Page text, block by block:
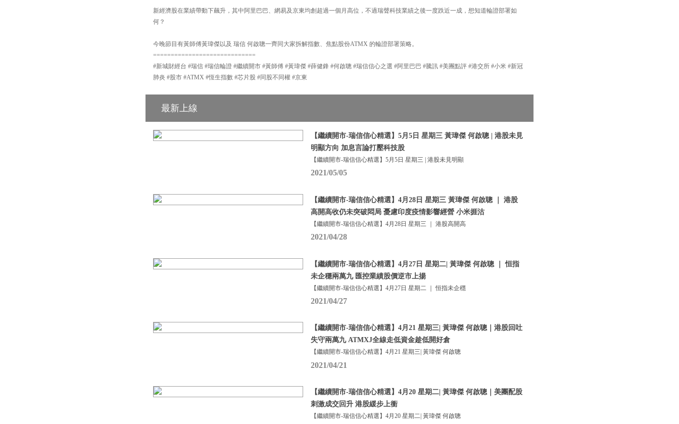
新經濟股在業績帶動下飆升，其中阿里巴巴、網易及京東均創超過一個月高位，不過瑞聲科技業績之後一度跌近一成，想知道輪證部署如
何？
今晚節目有黃師傅黃瑋傑以及 瑞信 何啟聰一齊同大家拆解指數、焦點股份ATMX 的輪證部署策略。
=============================
#新城財經台 #瑞信 #瑞信輪證 #繼續開市 #黃師傅 #黃瑋傑 #薛健鋒 #何啟聰 #瑞信信心之選 #阿里巴巴 #騰訊 #美團點評 #港交所 #小米 #新冠
肺炎 #股市 #ATMX #恆生指數 #芯片股 #同股不同權 #京東
最新上線
【繼續開市-瑞信信心精選】5月5日 星期三 黃瑋傑 何啟聰 | 港股未見
明顯方向 加息言論打壓科技股
【繼續開市-瑞信信心精選】5月5日 星期三 | 港股未見明顯
2021/05/05
【繼續開市-瑞信信心精選】4月28日 星期三 黃瑋傑 何啟聰 ｜ 港股
高開高收仍未突破悶局 憂慮印度疫情影響經營 小米捱沽
【繼續開市-瑞信信心精選】4月28日 星期三 ｜ 港股高開高
2021/04/28
【繼續開市-瑞信信心精選】4月27日 星期二| 黃瑋傑 何啟聰 ｜ 恒指
未企穩兩萬九 匯控業績股價逆市上揚
【繼續開市-瑞信信心精選】4月27日 星期二 ｜ 恒指未企穩
2021/04/27
【繼續開市-瑞信信心精選】4月21 星期三| 黃瑋傑 何啟聰｜港股回吐
失守兩萬九 ATMXJ全線走低資金趁低開好倉
【繼續開市-瑞信信心精選】4月21 星期三| 黃瑋傑 何啟聰
2021/04/21
【繼續開市-瑞信信心精選】4月20 星期二| 黃瑋傑 何啟聰｜美團配股
刺激成交回升 港股緩步上衝
【繼續開市-瑞信信心精選】4月20 星期二| 黃瑋傑 何啟聰